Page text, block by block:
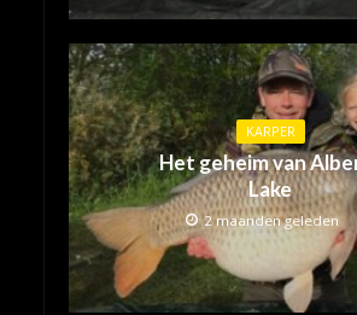
KARPER
Het geheim van
Lake
2 maanden geleden